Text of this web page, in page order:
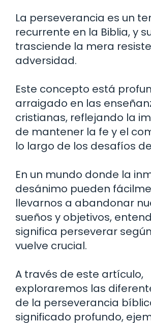
La perseverancia es un
recurrente en la Biblia, y
trasciende la mera
adversidad.
Este concepto está
arraigado en las
cristianas, reflejando la
de mantener la fe y el
lo largo de los desafíos
En un mundo donde la
desánimo pueden
llevarnos a abandonar
sueños y objetivos,
significa perseverar
vuelve crucial.
A través de este artículo,
exploraremos las
de la perseverancia
significado profundo,